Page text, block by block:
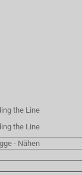
the Line
the Line
- Nähen